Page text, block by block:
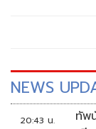
NEWS
20:43 น.
ทัพ